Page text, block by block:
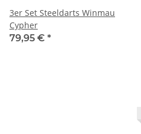
3er Set Steeldarts Winmau
Cypher
79,95 € *